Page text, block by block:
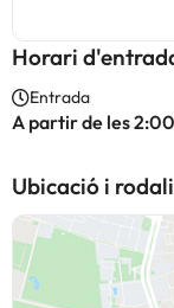
Horari
Entrada
A partir de les
Ubicació i